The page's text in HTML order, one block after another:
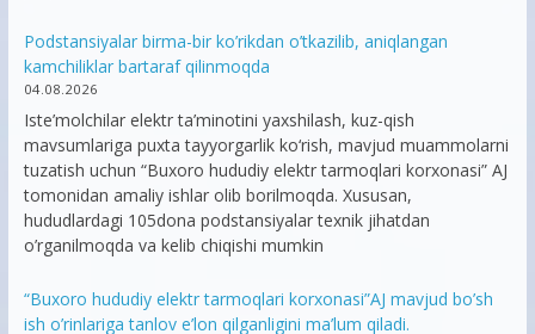
Podstansiyalar birma-bir ko’rikdan o’tkazilib, aniqlangan
kamchiliklar bartaraf qilinmoqda
04.08.2026
Iste’molchilar elektr ta’minotini yaxshilash, kuz-qish
mavsumlariga puxta tayyorgarlik ko‘rish, mavjud muammolarni
tuzatish uchun “Buxoro hududiy elektr tarmoqlari korxonasi” AJ
tomonidan amaliy ishlar olib borilmoqda. Xususan,
hududlardagi 105dona podstansiyalar texnik jihatdan
o’rganilmoqda va kelib chiqishi mumkin
“Buxoro hududiy elektr tarmoqlari korxonasi”AJ mavjud bo’sh
ish o’rinlariga tanlov e’lon qilganligini ma’lum qiladi.